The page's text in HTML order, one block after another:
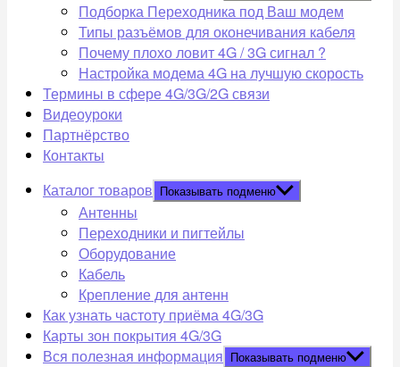
Подборка Переходника под Ваш модем
Типы разъёмов для оконечивания кабеля
Почему плохо ловит 4G / 3G сигнал ?
Настройка модема 4G на лучшую скорость
Термины в сфере 4G/3G/2G связи
Видеоуроки
Партнёрство
Контакты
Каталог товаров Показывать подменю
Антенны
Переходники и пигтейлы
Оборудование
Кабель
Крепление для антенн
Как узнать частоту приёма 4G/3G
Карты зон покрытия 4G/3G
Вся полезная информация Показывать подменю